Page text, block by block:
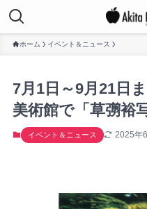
ホーム イベント＆ニュース
7月1日～9月21日
美術館で「草彅裕
イベント＆ニュース 2025年